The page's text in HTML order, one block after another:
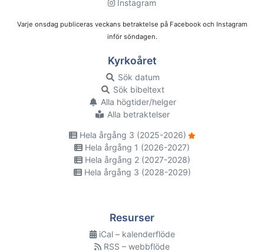
Instagram
Varje onsdag publiceras veckans betraktelse på Facebook och Instagram
inför söndagen.
Kyrkoåret
Sök datum
Sök bibeltext
Alla högtider/helger
Alla betraktelser
Hela årgång 3 (2025-2026)
Hela årgång 1 (2026-2027)
Hela årgång 2 (2027-2028)
Hela årgång 3 (2028-2029)
Resurser
iCal – kalenderflöde
RSS – webbflöde